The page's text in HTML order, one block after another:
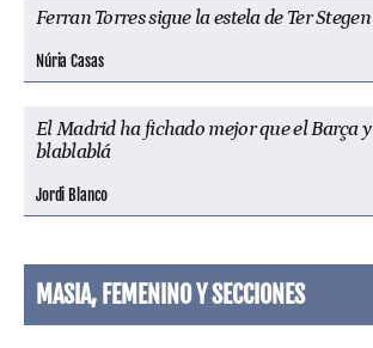
Ferran Torres sigue la estela de Ter Stegen
Núria Casas
El Madrid ha fichado mejor que el Barça y
blablablá
Jordi Blanco
MASIA, FEMENINO Y SECCIONES